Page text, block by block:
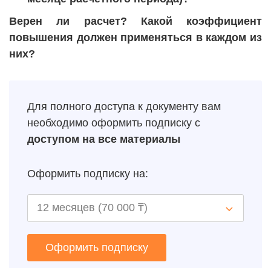
Верен ли расчет? Какой коэффициент
повышения должен применяться в каждом из
них?
Для полного доступа к документу вам
необходимо оформить подписку с
доступом на все материалы
Оформить подписку на:
Оформить подписку